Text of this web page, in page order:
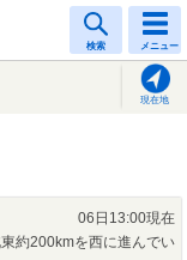
検索 メニュー
現在地
06日13:00現在
約200kmを西に進んでい